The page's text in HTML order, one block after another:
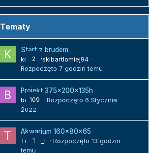
Tematy
2
Start z brudem
kozlowskibartlomiej94 ·
Rozpoczęto 7 godzin temu
109
Projekt 375x200x135h
bojack · Rozpoczęto 6 Stycznia
2022
1
Akwarium 160x80x65
Tomek_F · Rozpoczęto 13 godzin
temu